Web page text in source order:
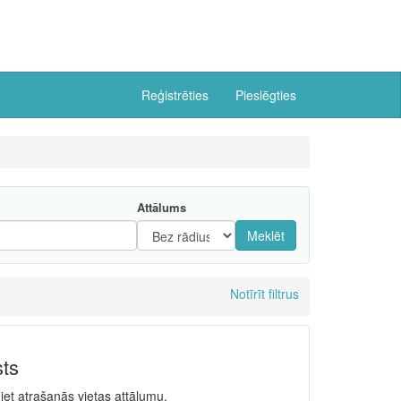
Reģistrēties Pieslēgties
Attālums
Meklēt
Notīrīt filtrus
atrašanās vietas attālumu.